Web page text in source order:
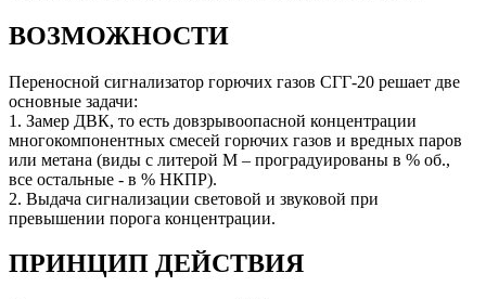
ВОЗМОЖНОСТИ
Переносной сигнализатор горючих газов СГГ-20 решает две
основные задачи:
1. Замер ДВК, то есть довзрывоопасной концентрации
многокомпонентных смесей горючих газов и вредных паров
или метана (виды с литерой М – проградуированы в % об.,
все остальные - в % НКПР).
2. Выдача сигнализации световой и звуковой при
превышении порога концентрации.
ПРИНЦИП ДЕЙСТВИЯ